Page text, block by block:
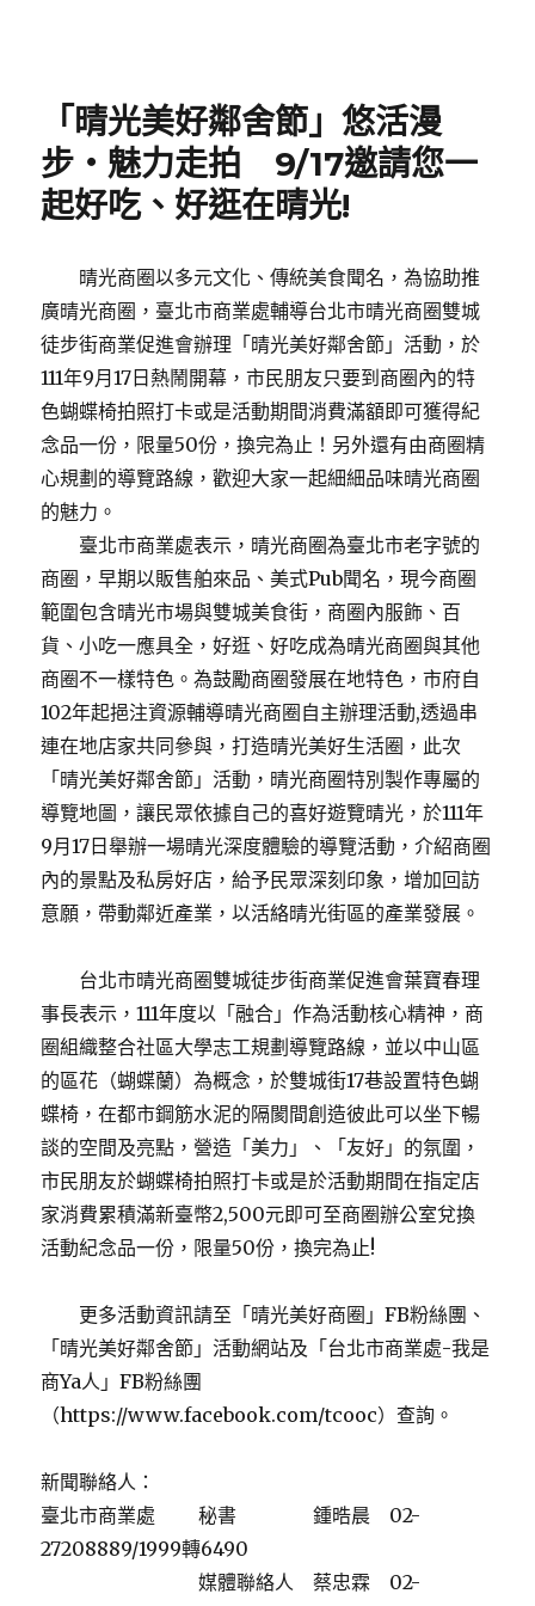
「晴光美好鄰舍節」悠活漫
步‧魅力走拍 9/17邀請您一
起好吃、好逛在晴光!
晴光商圈以多元文化、傳統美食聞名，為協助推
廣晴光商圈，臺北市商業處輔導台北市晴光商圈雙城
徒步街商業促進會辦理「晴光美好鄰舍節」活動，於
111年9月17日熱鬧開幕，市民朋友只要到商圈內的特
色蝴蝶椅拍照打卡或是活動期間消費滿額即可獲得紀
念品一份，限量50份，換完為止！另外還有由商圈精
心規劃的導覽路線，歡迎大家一起細細品味晴光商圈
的魅力。
臺北市商業處表示，晴光商圈為臺北市老字號的
商圈，早期以販售舶來品、美式Pub聞名，現今商圈
範圍包含晴光市場與雙城美食街，商圈內服飾、百
貨、小吃一應具全，好逛、好吃成為晴光商圈與其他
商圈不一樣特色。為鼓勵商圈發展在地特色，市府自
102年起挹注資源輔導晴光商圈自主辦理活動,透過串
連在地店家共同參與，打造晴光美好生活圈，此次
「晴光美好鄰舍節」活動，晴光商圈特別製作專屬的
導覽地圖，讓民眾依據自己的喜好遊覽晴光，於111年
9月17日舉辦一場晴光深度體驗的導覽活動，介紹商圈
內的景點及私房好店，給予民眾深刻印象，增加回訪
意願，帶動鄰近產業，以活絡晴光街區的產業發展。
台北市晴光商圈雙城徒步街商業促進會葉寶春理
事長表示，111年度以「融合」作為活動核心精神，商
圈組織整合社區大學志工規劃導覽路線，並以中山區
的區花（蝴蝶蘭）為概念，於雙城街17巷設置特色蝴
蝶椅，在都市鋼筋水泥的隔閡間創造彼此可以坐下暢
談的空間及亮點，營造「美力」、「友好」的氛圍，
市民朋友於蝴蝶椅拍照打卡或是於活動期間在指定店
家消費累積滿新臺幣2,500元即可至商圈辦公室兌換
活動紀念品一份，限量50份，換完為止!
更多活動資訊請至「晴光美好商圈」FB粉絲團、
「晴光美好鄰舍節」活動網站及「台北市商業處-我是
商Ya人」FB粉絲團
（https://www.facebook.com/tcooc）查詢。
新聞聯絡人：
臺北市商業處 秘書 鍾晧晨 02-
27208889/1999轉6490
媒體聯絡人 蔡忠霖 02-